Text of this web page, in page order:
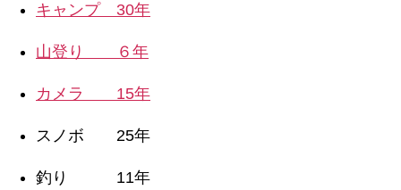
キャンプ 30年
山登り ６年
カメラ 15年
スノボ 25年
釣り 11年